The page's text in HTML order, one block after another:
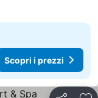
Scopri i prezzi